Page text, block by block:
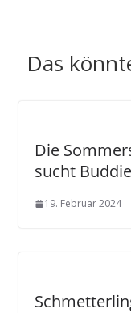
Das
Die
sucht
19. Februar 2024